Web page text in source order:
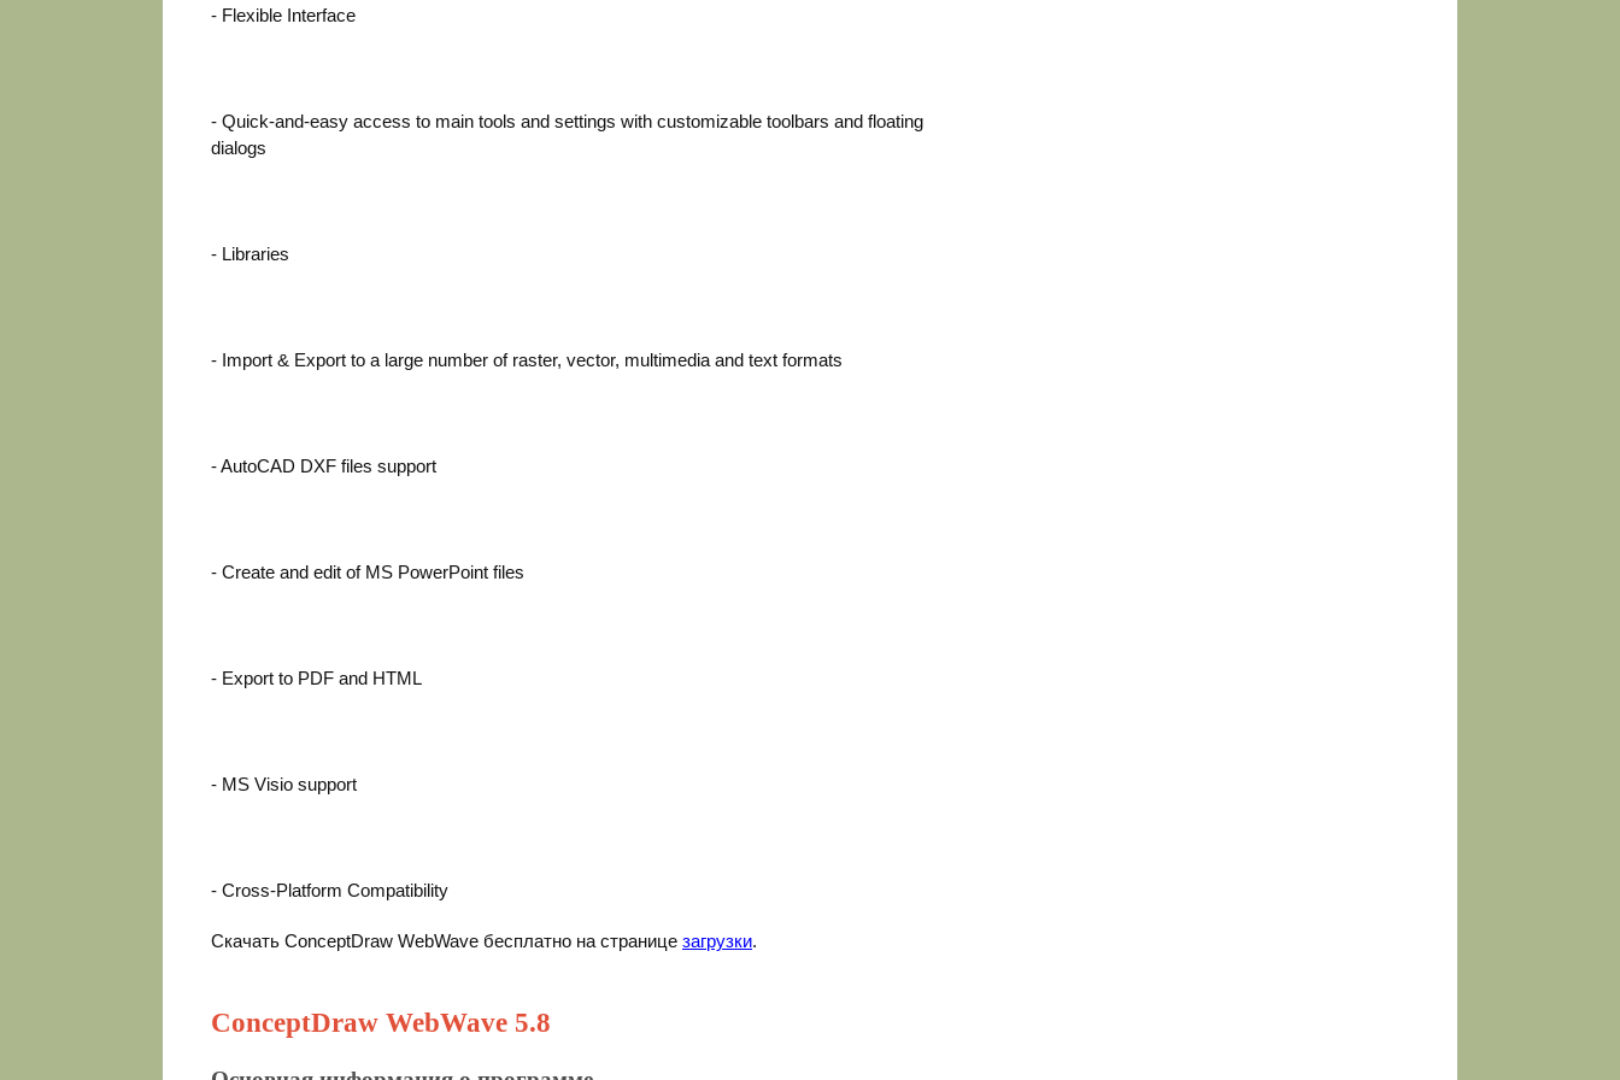
- Flexible Interface
- Quick-and-easy access to main tools and settings with customizable toolbars and floating
dialogs
- Libraries
- Import & Export to a large number of raster, vector, multimedia and text formats
- AutoCAD DXF files support
- Create and edit of MS PowerPoint files
- Export to PDF and HTML
- MS Visio support
- Cross-Platform Compatibility
Скачать ConceptDraw WebWave бесплатно на странице загрузки.
ConceptDraw WebWave 5.8